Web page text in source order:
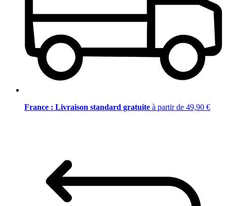
France : Livraison standard gratuite à partir de 49,90 €